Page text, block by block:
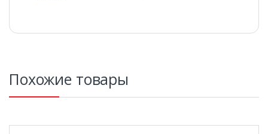
Похожие товары